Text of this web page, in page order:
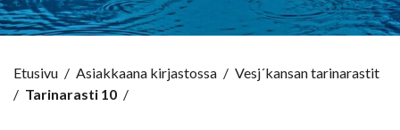
Etusivu / Asiakkaana kirjastossa / Vesj´kansan tarinarastit
/ Tarinarasti 10 /